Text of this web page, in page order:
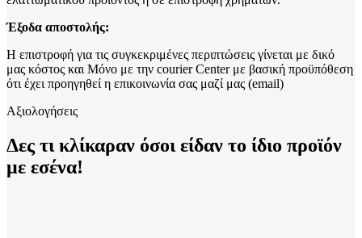
Έξοδα αποστολής:
Η επιστροφή για τις συγκεκριμένες περιπτώσεις γίνεται με δικό
μας κόστος και Μόνο με την courier Center με βασική προϋπόθεση
ότι έχει προηγηθεί η επικοινωνία σας μαζί μας (email)
Αξιολογήσεις
Δες τι κλίκαραν όσοι είδαν το ίδιο προϊόν
με εσένα!